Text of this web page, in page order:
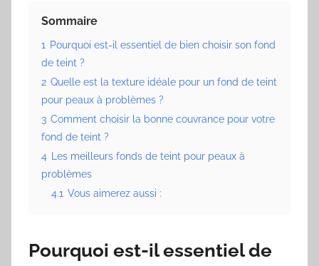
Sommaire
1 Pourquoi est-il essentiel de bien choisir son fond
de teint ?
2 Quelle est la texture idéale pour un fond de teint
pour peaux à problèmes ?
3 Comment choisir la bonne couvrance pour votre
fond de teint ?
4 Les meilleurs fonds de teint pour peaux à
problèmes
4.1 Vous aimerez aussi :
Pourquoi est-il essentiel de